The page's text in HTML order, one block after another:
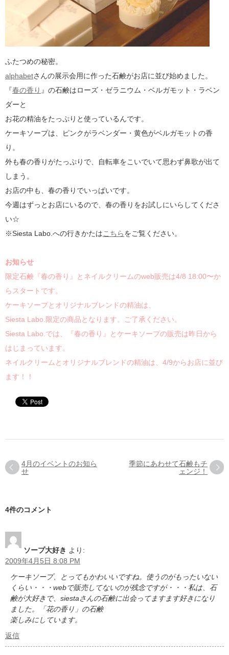
ふたつめの秘密。
alphabetさんの展示会用に作った石鹸がお店に並び始めました。
『春の香り 』の石鹸はローズ・ゼラニウム・ベルガモット・ラベン
ダーと
お花の精油をたっぷりと使っているんです。
ケーキソープは、ピンクがラベンダー・黄色がベルガモットの香
り。
外も春の香りがたっぷりで、自転車をこいでいて思わず鼻歌が出て
しまう。
お店の中も、春の香りでいっぱいです。
今週はずっとお店にいるので、春の香りをお試しにいらしてくださ
い☆
※Siesta Labo.への行きかたはこちらをご覧ください。
お知らせ
限定石鹸『春の香り』とネイルクリームのweb販売は4/8 18:00〜か
らスタートです。
ケーキソープとオリジナルブレンドの精油は、
Siesta Labo.限定の商品となります。ご了承ください。
Siesta Labo.では、『春の香り』とケーキソープの販売は昨日から
はじまっています。
ネイルクリームとオリジナルブレンドの精油は、4/9からお店に並び
ます！！
4月のイベントのお知ら
せ
季節にあわせて石鹸もチ
ェンジ！
4件のコメント
ソープ大好き より:
2009年4月5日 8:08 PM
ケーキソープ、とってもかわいいですね。使うのがもったいない
くらい・・・webで販売してないのが残念ですが・・・私は、石
鹸が大好きで、siestaさんの石鹸に出会ってますます好きになり
ました。「花の香り」の石鹸
楽しみにしています。
返信